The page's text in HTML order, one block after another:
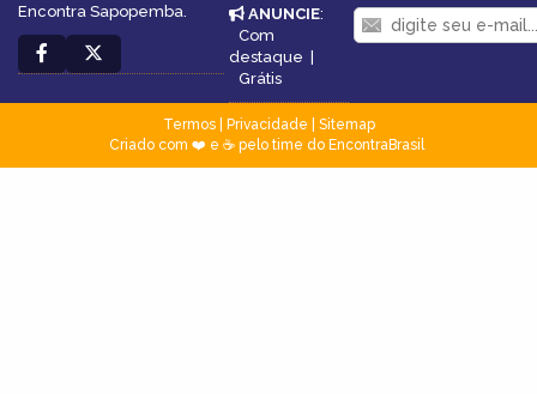
Encontra Sapopemba.
ANUNCIE:
Com
destaque |
Grátis
Termos| Privacidade
Sitemap
Criado com ❤️ e ☕ pelo time do EncontraBrasil